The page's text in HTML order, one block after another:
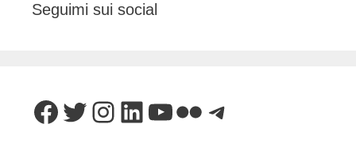
Seguimi sui social
Facebook
Twitter
Instagram
LinkedIn
YouTube
FlickrTelegram